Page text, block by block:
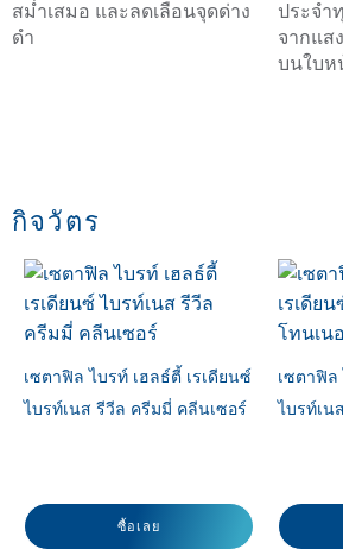
สม่ำเสมอ และลดเลือนจุดด่าง
ดำ
ประจำ
จากแส
บนใบห
กิจวัตร
เซตาฟิล ไบรท์ เฮลธ์ตี้ เรเดียนซ์
ไบรท์เนส รีวีล ครีมมี่ คลีนเซอร์
ซื้อเลย
เซตาฟิล
ไบรท์เน